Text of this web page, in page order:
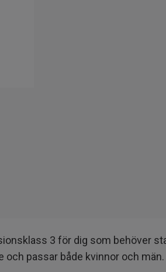
3 för dig som behöver
och passar både kvinnor och män.